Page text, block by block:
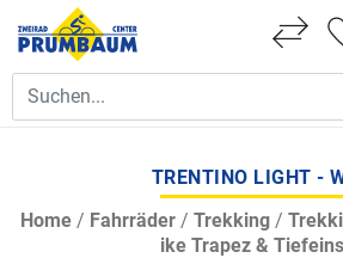
TRENTINO LIGHT -
Home/ Fahrräder/ Trekking/
ike Trapez &